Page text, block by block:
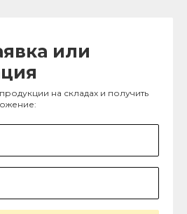
или
на складах и получить